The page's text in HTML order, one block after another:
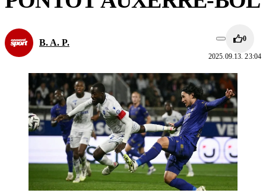
B. A. P. 0
2025.09.13. 23:04